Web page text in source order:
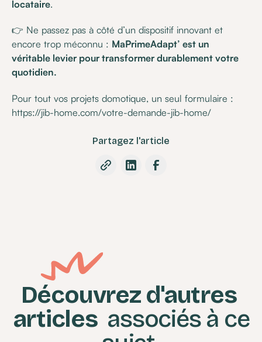
locataire.
👉 Ne passez pas à côté d’un dispositif innovant et
encore trop méconnu : MaPrimeAdapt’ est un
véritable levier pour transformer durablement votre
quotidien.
Pour tout vos projets domotique, un seul formulaire :
https://jib-home.com/votre-demande-jib-home/
Partagez l'article
Découvrez d'autres
articles associés à ce